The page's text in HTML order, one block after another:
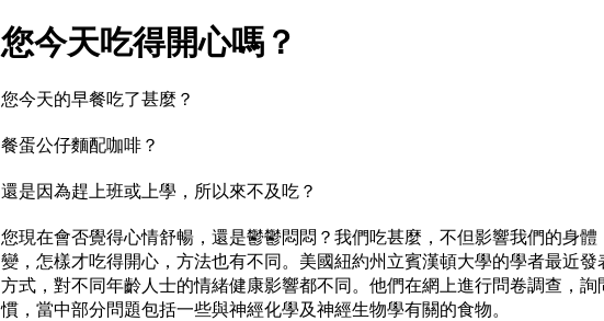
您今天吃得開心嗎？
您今天的早餐吃了甚麼？
餐蛋公仔麵配咖啡？
還是因為趕上班或上學，所以來不及吃？
您現在會否覺得心情舒暢，還是鬱鬱悶悶？我們吃甚麼，不但影響我們的身
變，怎樣才吃得開心，方法也有不同。美國紐約州立賓漢頓大學的學者最近
方式，對不同年齡人士的情緒健康影響都不同。他們在網上進行問卷調查，
慣，當中部分問題包括一些與神經化學及神經生物學有關的食物。